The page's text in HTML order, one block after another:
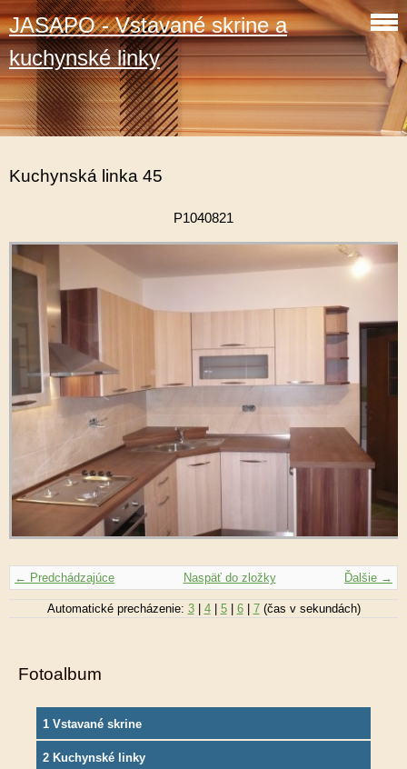
JASAPO - Vstavané skrine a
kuchynské linky
Kuchynská linka 45
P1040821
← Predchádzajúce Ďalšie →
Naspäť do zložky
Automatické precházenie: 3| 4| 5| 6| 7(čas v sekundách)
Fotoalbum
1 Vstavané skrine
2 Kuchynské linky